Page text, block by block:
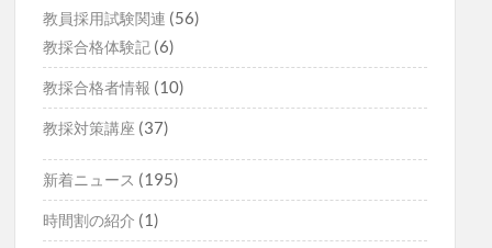
教員採用試験関連 (56)
教採合格体験記 (6)
教採合格者情報 (10)
教採対策講座 (37)
新着ニュース (195)
時間割の紹介 (1)